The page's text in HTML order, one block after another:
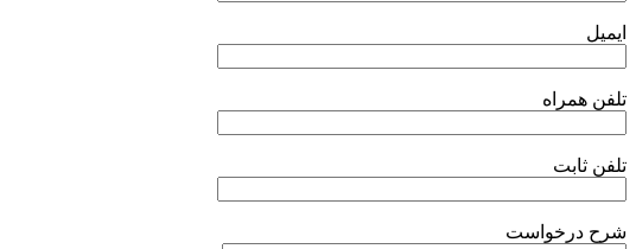
ایمیل
تلفن همراه
تلفن ثابت
شرح درخواست